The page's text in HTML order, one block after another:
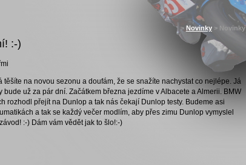
> Novinky> Novinky
:-)
těšíte na novou sezonu a doufám, že se snažíte nachystat co nejlépe. Já
bude už za pár dní. Začátkem března jezdíme v Albacete a Almerii. BMW
rozhodl přejít na Dunlop a tak nás čekají Dunlop testy. Budeme asi
a tak se každý večer modlím, aby přes zimu Dunlop vymyslel
:-) Dám vám vědět jak to šlo!:-)